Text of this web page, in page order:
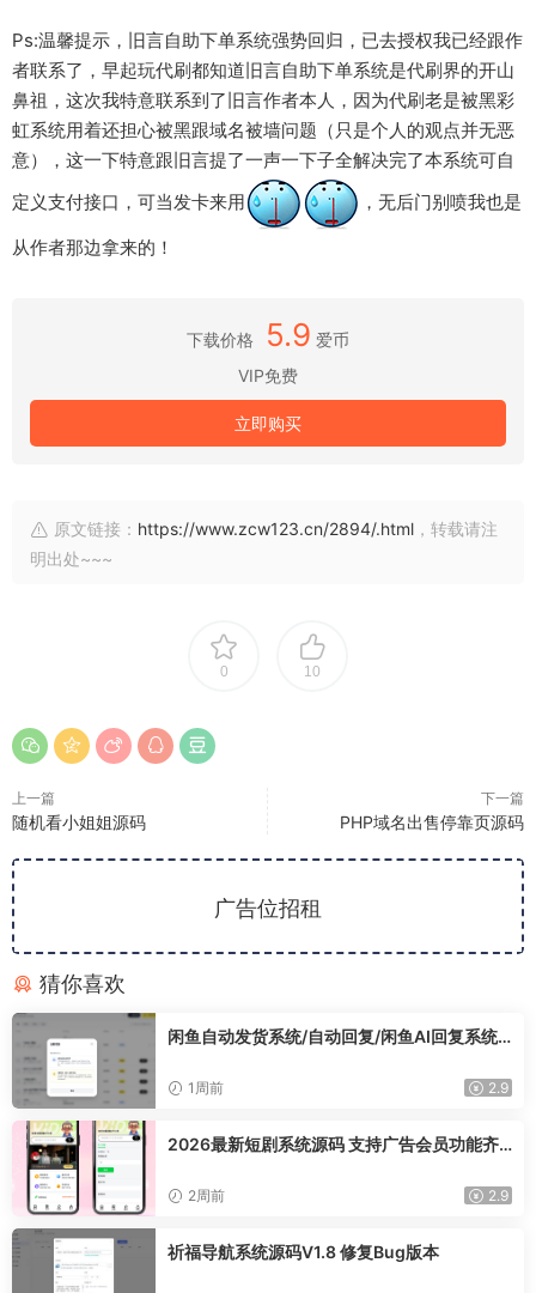
Ps:温馨提示，旧言自助下单系统强势回归，已去授权我已经跟作
者联系了，早起玩代刷都知道旧言自助下单系统是代刷界的开山
鼻祖，这次我特意联系到了旧言作者本人，因为代刷老是被黑彩
虹系统用着还担心被黑跟域名被墙问题（只是个人的观点并无恶
意），这一下特意跟旧言提了一声一下子全解决完了本系统可自
定义支付接口，可当发卡来用
，无后门别喷我也是
从作者那边拿来的！
下载价格 5.9 爱币
VIP免费
立即购买
原文链接： https://www.zcw123.cn/2894/.html ，转载请注
明出处~~~
0 10
上一篇
随机看小姐姐源码
下一篇
PHP域名出售停靠页源码
广告位招租
猜你喜欢
闲鱼自动发货系统/自动回复/闲鱼AI回复系统
1周前 2.9
2026最新短剧系统源码 支持广告会员功能齐
2周前 2.9
祈福导航系统源码V1.8 修复Bug版本